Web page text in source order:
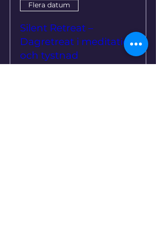
Flera datum
Silent Retreat –
Dagretreat i meditation
och tystnad
sön 20 sep.